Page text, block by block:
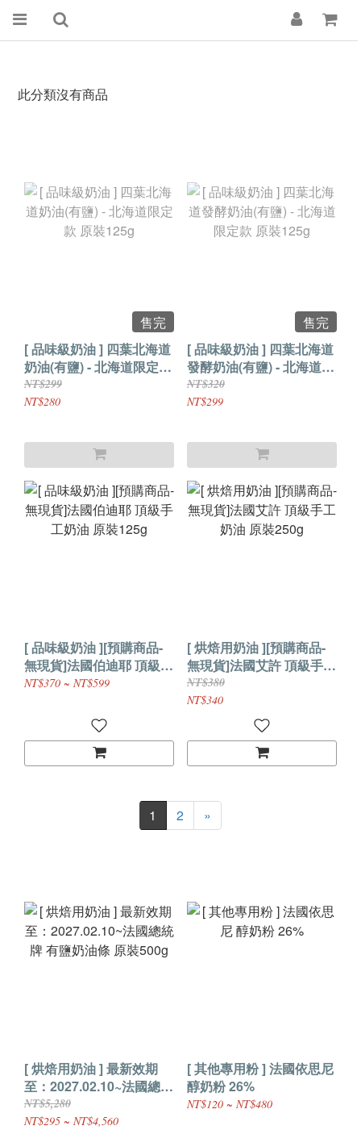
此分類沒有商品
售完
[ 品味級奶油 ] 四葉北海道
奶油(有鹽) - 北海道限定款
原裝125g
NT$299
NT$280
售完
[ 品味級奶油 ] 四葉北海道
發酵奶油(有鹽) - 北海道限
定款 原裝125g
NT$320
NT$299
[ 品味級奶油 ][預購商品-
無現貨]法國伯迪耶 頂級手
工奶油 原裝125g
NT$370 ~ NT$599
[ 烘焙用奶油 ][預購商品-
無現貨]法國艾許 頂級手工
奶油 原裝250g
NT$380
NT$340
1 2 »
[ 烘焙用奶油 ] 最新效期
至：2027.02.10~法國總統
牌 有鹽奶油條 原裝500g
NT$5,280
NT$295 ~ NT$4,560
[ 其他專用粉 ] 法國依思尼
醇奶粉 26%
NT$120 ~ NT$480